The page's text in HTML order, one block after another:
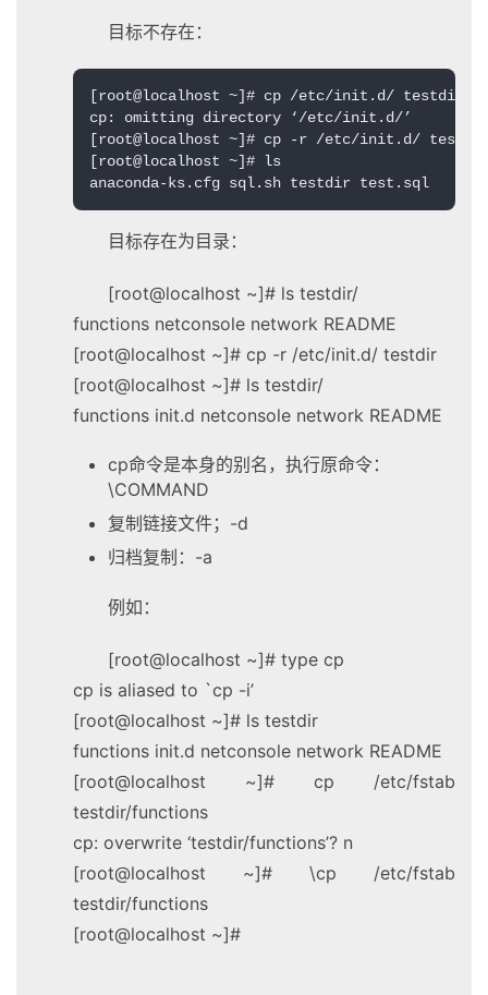
目标不存在：
[root@localhost ~]# cp /etc/init.d/ testdir
cp: omitting directory ‘/etc/init.d/’
[root@localhost ~]# cp -r /etc/init.d/
[root@localhost ~]# ls
anaconda-ks.cfg sql.sh testdir test.sql
目标存在为目录：
[root@localhost ~]# ls testdir/
functions netconsole network README
[root@localhost ~]# cp -r /etc/init.d/ testdir
[root@localhost ~]# ls testdir/
functions init.d netconsole network README
cp命令是本身的别名，执行原命令：
\COMMAND
复制链接文件；-d
归档复制：-a
例如：
[root@localhost ~]# type cp
cp is aliased to `cp -i’
[root@localhost ~]# ls testdir
functions init.d netconsole network README
[root@localhost ~]# cp /etc/fstab
testdir/functions
cp: overwrite ‘testdir/functions’? n
[root@localhost ~]# \cp /etc/fstab
testdir/functions
[root@localhost ~]#